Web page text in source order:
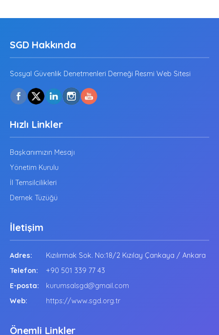
SGD Hakkında
Sosyal Güvenlik Denetmenleri Derneği Resmi Web Sitesi
Hızlı Linkler
Başkanımızın Mesajı
Yönetim Kurulu
İl Temsilcilikleri
Dernek Tüzüğü
İletişim
Adres:
Kızılırmak Sok. No:18/2 Kızılay Çankaya / Ankara
Telefon:
+90 501 339 77 43
E-posta:
kurumsalsgd@gmail.com
Web:
https://www.sgd.org.tr
Önemli Linkler